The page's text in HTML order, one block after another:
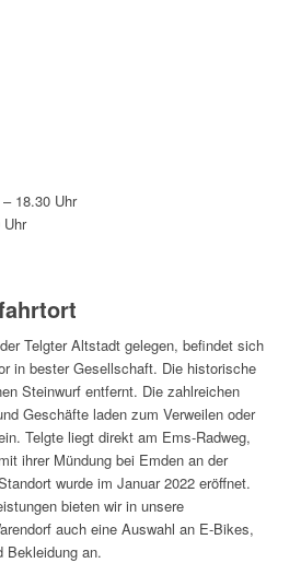
18.30 Uhr
Telgter Altstadt gelegen, befindet sich
in bester Gesellschaft. Die historische
Steinwurf entfernt. Die zahlreichen
Geschäfte laden zum Verweilen oder
Telgte liegt direkt am Ems-Radweg,
ihrer Mündung bei Emden an der
wurde im Januar 2022 eröffnet.
bieten wir in unsere
auch eine Auswahl an E-Bikes,
Bekleidung an.